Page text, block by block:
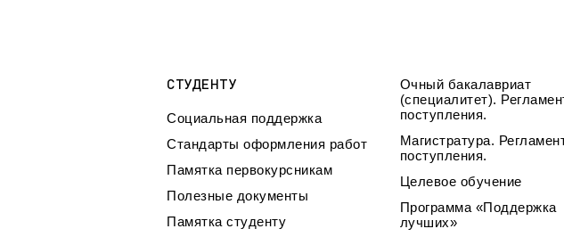
СТУДЕНТУ
Социальная поддержка
Стандарты оформления работ
Памятка первокурсникам
Полезные документы
Памятка студенту
Очный бакалавриат
(специалитет).
поступления.
Магистратура.
поступления.
Целевое обучение
Программа «Поддержка
лучших»